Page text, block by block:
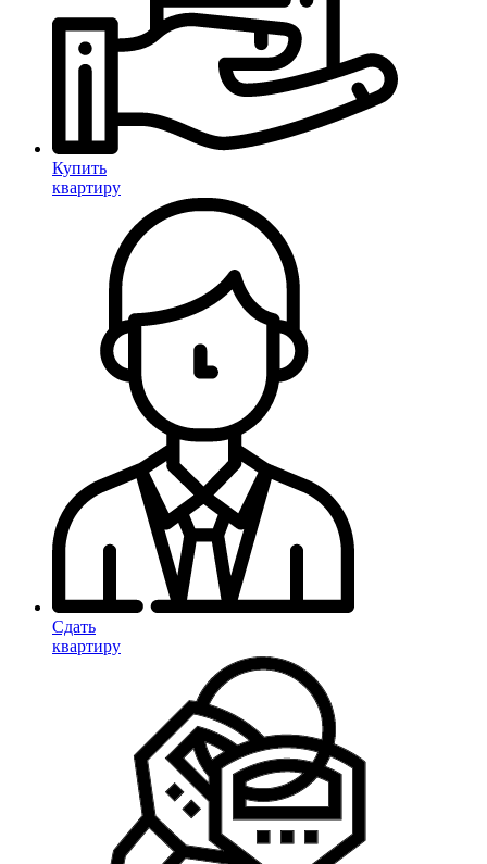
Купить
квартиру
Сдать
квартиру